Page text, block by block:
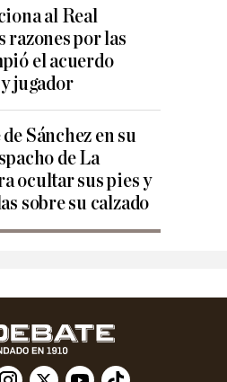
al Real
razones por las
el acuerdo
jugador
Sánchez en su
de La
ocultar sus pies y
sobre su calzado